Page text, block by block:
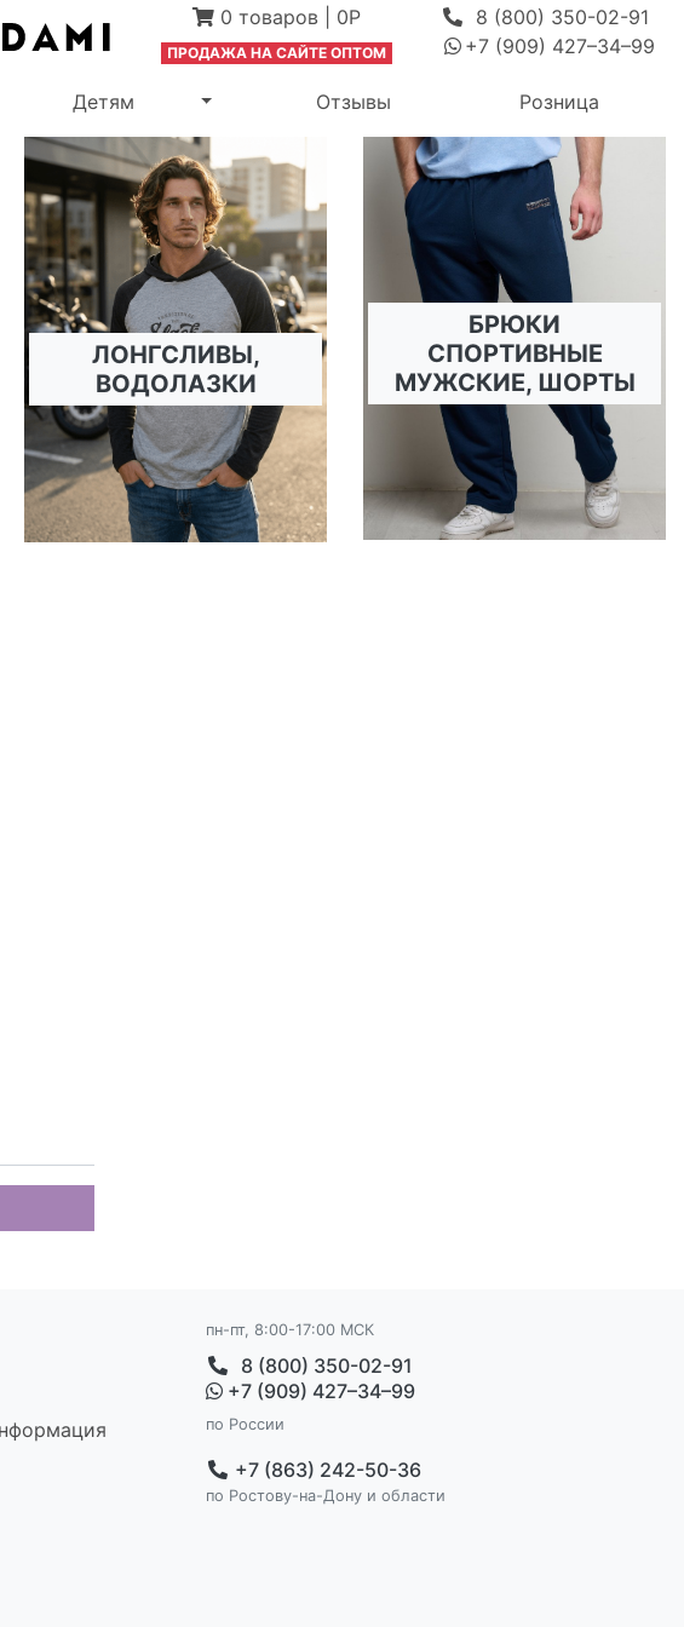
0 товаров 0Р
ПРОДАЖА НА САЙТЕ ОПТОМ
8 (800) 350-02-91
+7 (909) 427–34–99
выпадающее меню
Детям Переключить выпадающее меню
Отзывы Розница
ЛОНГСЛИВЫ,
ВОДОЛАЗКИ
БРЮКИ
СПОРТИВНЫЕ
МУЖСКИЕ, ШОРТЫ
пн-пт, 8:00-17:00 МСК
8 (800) 350-02-91
+7 (909) 427–34–99
по России
+7 (863) 242-50-36
по Ростову-на-Дону и области